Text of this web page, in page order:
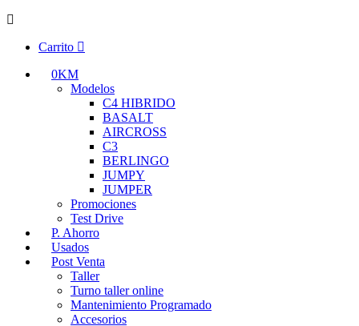
Carrito
0KM
Modelos
C4 HIBRIDO
BASALT
AIRCROSS
C3
BERLINGO
JUMPY
JUMPER
Promociones
Test Drive
P. Ahorro
Usados
Post Venta
Taller
Turno taller online
Mantenimiento Programado
Accesorios